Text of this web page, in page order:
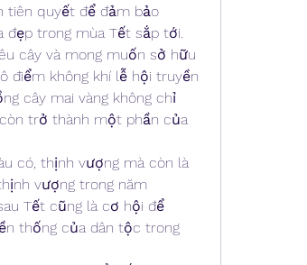
tiên quyết để đảm bảo
đẹp trong mùa Tết sắp tới.
cây và mong muốn sở hữu
điểm không khí lễ hội truyền
cây mai vàng không chỉ
trở thành một phần của
có, thịnh vượng mà còn là
vượng trong năm
Tết cũng là cơ hội để
thống của dân tộc trong